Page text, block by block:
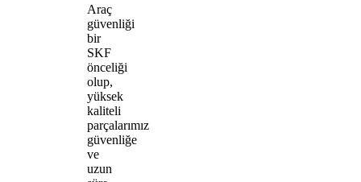
Araç
güvenliği
bir
SKF
önceliği
olup,
yüksek
kaliteli
parçalarımız
güvenliğe
ve
uzun